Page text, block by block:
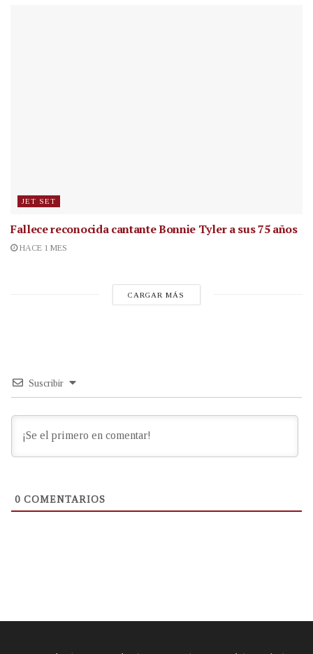
JET SET
Fallece reconocida cantanteBonnie Tyler a sus 75 años
HACE 1 MES
CARGAR MÁS
Suscribir
0 COMENTARIOS